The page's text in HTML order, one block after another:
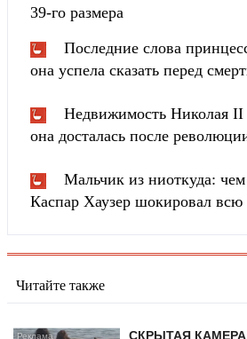
39-го размера
Последние слова
она успела сказать перед
Недвижимость Николая
она досталась после
Мальчик из ниоткуда:
Каспар Хаузер шокировал
Читайте также
СКРЫТАЯ